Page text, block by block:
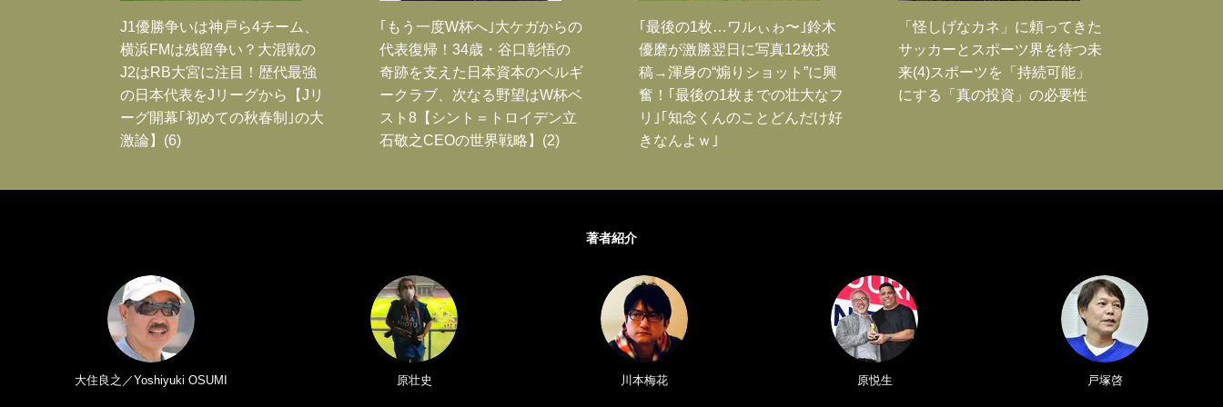
J1優勝争いは神戸ら4チーム、
横浜FMは残留争い？大混戦の
J2はRB大宮に注目！歴代最強
の日本代表をJリーグから【Jリ
ーグ開幕｢初めての秋春制｣の大
激論】(6)
｢もう一度W杯へ｣大ケガからの
代表復帰！34歳・谷口彰悟の
奇跡を支えた日本資本のベルギ
ークラブ、次なる野望はW杯ベ
スト8【シント＝トロイデン立
石敬之CEOの世界戦略】(2)
｢最後の1枚…ワルぃゎ〜｣鈴木
優磨が激勝翌日に写真12枚投
稿→渾身の“煽りショット”に興
奮！｢最後の1枚までの壮大なフ
リ｣｢知念くんのことどんだけ好
きなんよｗ｣
「怪しげなカネ」に頼ってきた
サッカーとスポーツ界を待つ未
来(4)スポーツを「持続可能」
にする「真の投資」の必要性
著者紹介
大住良之／Yoshiyuki OSUMI 原壮史 川本梅花 原悦生 戸塚啓